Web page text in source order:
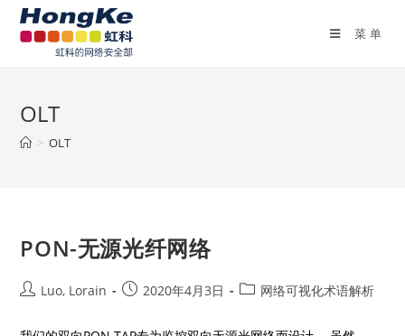
菜单
OLT
> OLT
PON-无源光纤网络
Luo, Lorain 2020年4月3日 网络可视化术语解析